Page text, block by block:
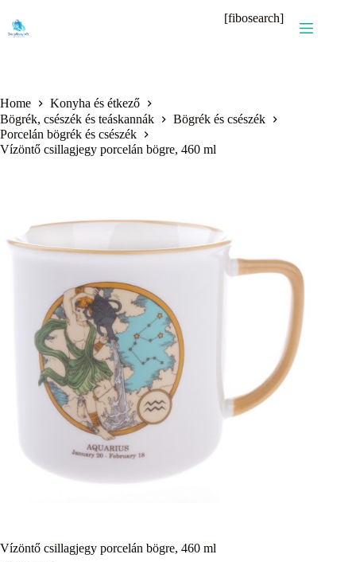
content
[fibosearch]
Home
Konyha és étkező
Bögrék, csészék és teáskannák
Bögrék és csészék
Porcelán bögrék és csészék
Vízöntő csillagjegy porcelán bögre, 460 ml
Vízöntő csillagjegy porcelán bögre, 460 ml